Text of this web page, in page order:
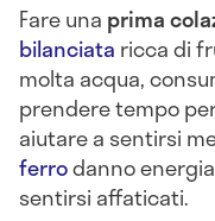
Fare una prima
bilanciata ricca di
molta acqua,
prendere tempo
aiutare a sentirsi
ferrodanno
sentirsi affaticati.